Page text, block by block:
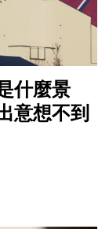
什麼景
意想不到